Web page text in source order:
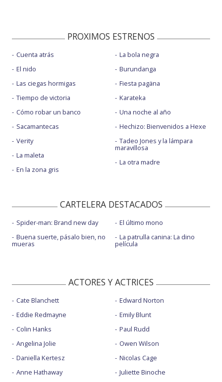
PROXIMOS ESTRENOS
Cuenta atrás
El nido
Las ciegas hormigas
Tiempo de victoria
Cómo robar un banco
Sacamantecas
Verity
La maleta
En la zona gris
La bola negra
Burundanga
Fiesta pagäna
Karateka
Una noche al año
Hechizo: Bienvenidos a Hexe
Tadeo Jones y la lámpara
maravillosa
La otra madre
CARTELERA DESTACADOS
Spider-man: Brand new day
Buena suerte, pásalo bien, no
mueras
El último mono
La patrulla canina: La dino
película
ACTORES Y ACTRICES
Cate Blanchett
Eddie Redmayne
Colin Hanks
Angelina Jolie
Daniella Kertesz
Anne Hathaway
Edward Norton
Emily Blunt
Paul Rudd
Owen Wilson
Nicolas Cage
Juliette Binoche